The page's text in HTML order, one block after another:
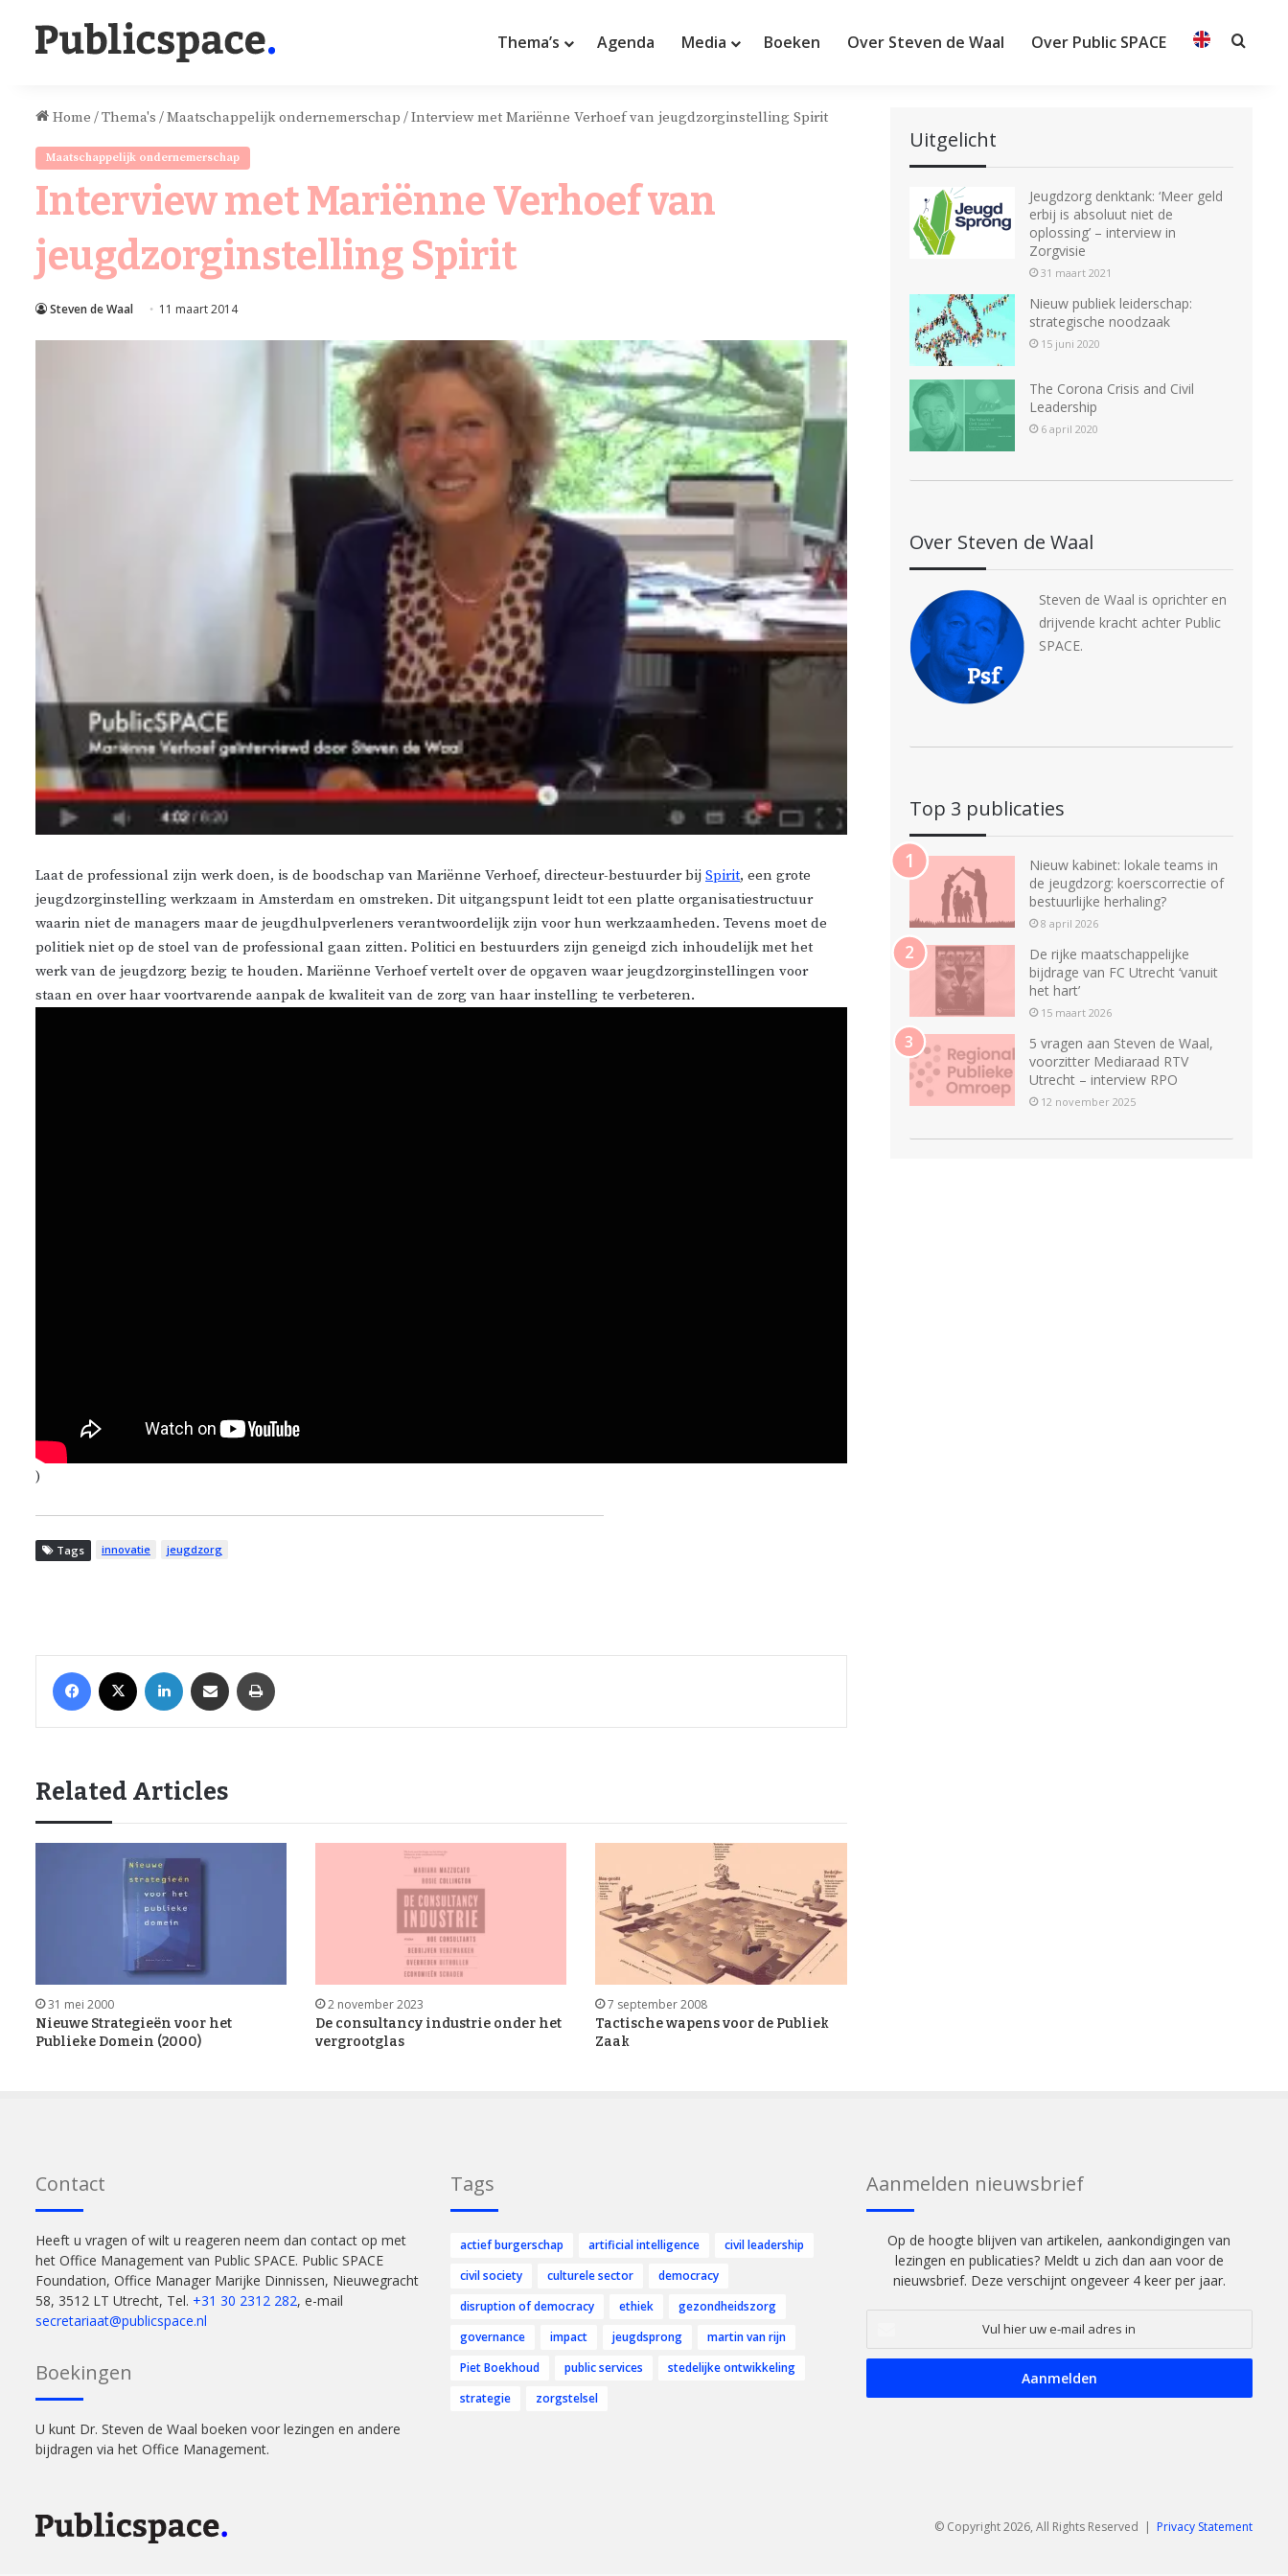
Thema’s Agenda Media Boeken Over Steven de Waal Over Public SPACE
Home /Thema's /Maatschappelijk ondernemerschap /Interview met Mariënne Verhoef van jeugdzorginstelling Spirit
Maatschappelijk ondernemerschap
Interview met Mariënne Verhoef van
jeugdzorginstelling Spirit
Steven de Waal 11 maart 2014
Laat de professional zijn werk doen, is de boodschap van Mariënne Verhoef, directeur-bestuurder bij Spirit, een grote
jeugdzorginstelling werkzaam in Amsterdam en omstreken. Dit uitgangspunt leidt tot een platte organisatiestructuur
waarin niet de managers maar de jeugdhulpverleners verantwoordelijk zijn voor hun werkzaamheden. Tevens moet de
politiek niet op de stoel van de professional gaan zitten. Politici en bestuurders zijn geneigd zich inhoudelijk met het
werk van de jeugdzorg bezig te houden. Mariënne Verhoef vertelt over de opgaven waar jeugdzorginstellingen voor
staan en over haar voortvarende aanpak de kwaliteit van de zorg van haar instelling te verbeteren.
)
Tags innovatie jeugdzorg
Related Articles
31 mei 2000
Nieuwe Strategieën voor het
Publieke Domein (2000)
2 november 2023
De consultancy industrie onder het
vergrootglas
7 september 2008
Tactische wapens voor de Publiek
Zaak
Uitgelicht
Jeugdzorg denktank: ‘Meer geld
erbij is absoluut niet de
oplossing’ – interview in
Zorgvisie
31 maart 2021
Nieuw publiek leiderschap:
strategische noodzaak
15 juni 2020
The Corona Crisis and Civil
Leadership
6 april 2020
Over Steven de Waal
Steven de Waal is oprichter en
drijvende kracht achter Public
SPACE.
Top 3 publicaties
Nieuw kabinet: lokale teams in
de jeugdzorg: koerscorrectie of
bestuurlijke herhaling?
8 april 2026
De rijke maatschappelijke
bijdrage van FC Utrecht ‘vanuit
het hart’
15 maart 2026
5 vragen aan Steven de Waal,
voorzitter Mediaraad RTV
Utrecht – interview RPO
12 november 2025
Contact
Heeft u vragen of wilt u reageren neem dan contact op met
het Office Management van Public SPACE. Public SPACE
Foundation, Office Manager Marijke Dinnissen, Nieuwegracht
58, 3512 LT Utrecht, Tel. +31 30 2312 282, e-mail
secretariaat@publicspace.nl
Boekingen
U kunt Dr. Steven de Waal boeken voor lezingen en andere
bijdragen via het Office Management.
Tags
actief burgerschap artificial intelligence
civil leadership
civil society
culturele sector
democracy
disruption of democracy
ethiek
gezondheidszorg
governance
impact jeugdsprong
martin van rijn
Piet Boekhoud
public services
stedelijke ontwikkeling
strategie
zorgstelsel
Aanmelden nieuwsbrief
Op de hoogte blijven van artikelen, aankondigingen van
lezingen en publicaties? Meldt u zich dan aan voor de
nieuwsbrief. Deze verschijnt ongeveer 4 keer per jaar.
uw
mail
© Copyright 2026, All Rights Reserved | Privacy Statement